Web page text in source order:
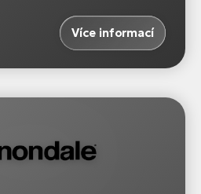
Více informací